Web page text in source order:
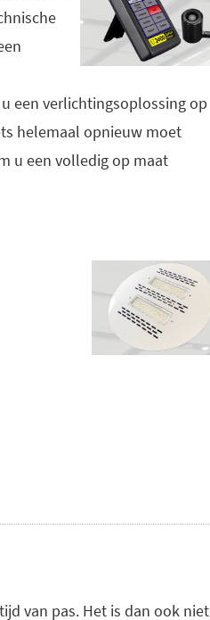
een verlichtingsoplossing op
helemaal opnieuw moet
u een volledig op maat
van pas. Het is dan ook niet